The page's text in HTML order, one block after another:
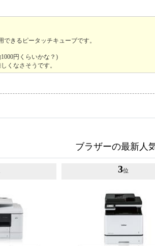
きるピータッチキューブです。
円くらいかな？)
くなさそうです。
ブラザーの最新人
3位